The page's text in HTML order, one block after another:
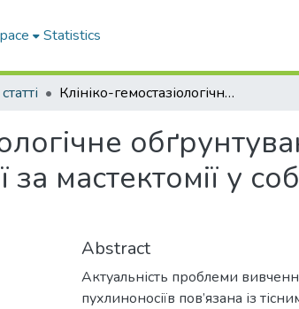
Statistics
Клініко-гемостазіологічне обґрунтування використання електрокоагуляції за мастектомії у собак з пухлинами молочної залози
за мастектомії у
Abstract
Актуальність проблеми
пухлиноносіїв пов’язана із